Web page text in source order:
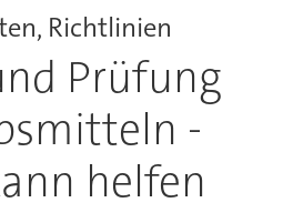
Richtlinien
Prüfung
-
helfen